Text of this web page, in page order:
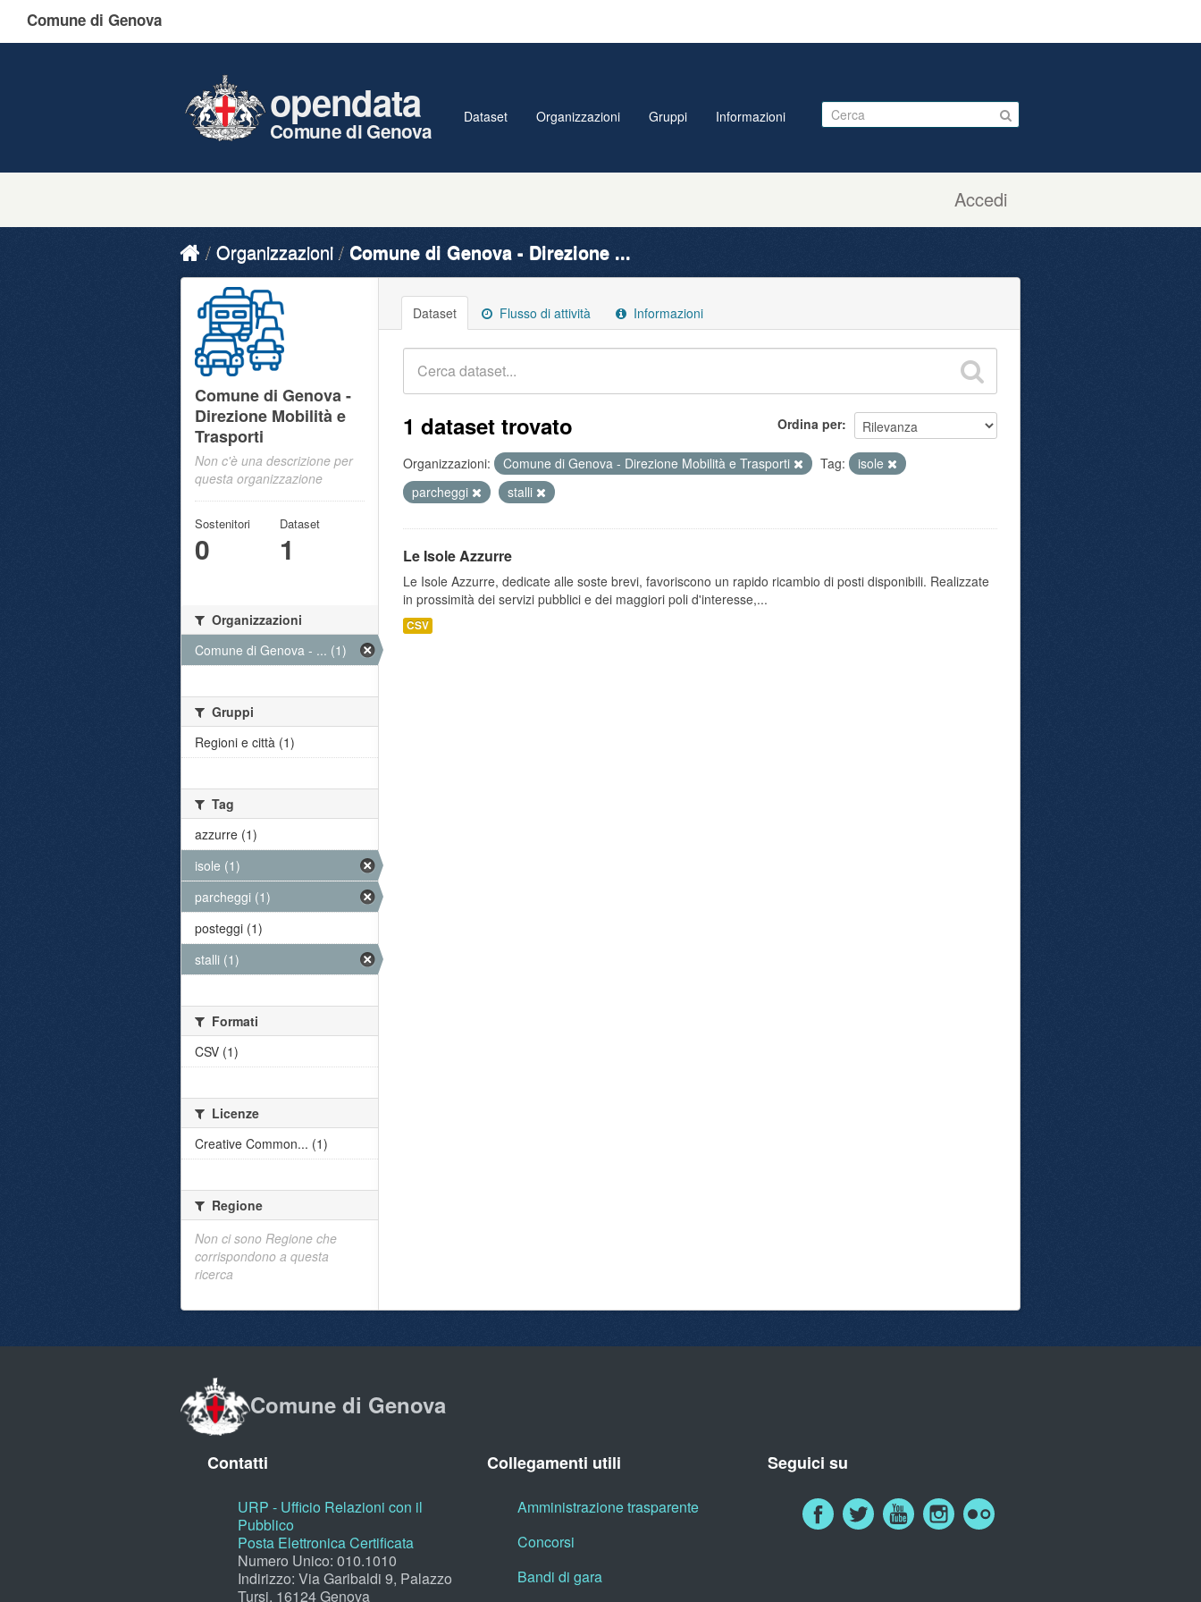
Comune di Genova
Accedi
opendata
Comune di Genova
Dataset Organizzazioni Gruppi Informazioni
Organizzazioni Comune di Genova - Direzione ...
Dataset Flusso di attività Informazioni
Ordina per
1 dataset trovato
Organizzazioni: Comune di Genova - Direzione Mobilità e Trasporti Tag:
isole
parcheggi
stalli
Le Isole Azzurre
Le Isole Azzurre, dedicate alle soste brevi, favoriscono un rapido ricambio di posti disponibili. Realizzate
in prossimità dei servizi pubblici e dei maggiori poli d'interesse,...
CSV
Comune di Genova -
Direzione Mobilità e
Trasporti
Non c'è una descrizione per
questa organizzazione
Sostenitori
0
Dataset
1
Organizzazioni
Comune di Genova - ... (1)
Gruppi
Regioni e città (1)
Tag
azzurre (1)
isole (1)
parcheggi (1)
posteggi (1)
stalli (1)
Formati
CSV (1)
Licenze
Creative Common... (1)
Regione
Non ci sono Regione che
corrispondono a questa
ricerca
Comune di Genova
Contatti
URP - Ufficio Relazioni con il
Pubblico
Posta Elettronica Certificata
Numero Unico: 010.1010
Indirizzo: Via Garibaldi 9, Palazzo
Tursi, 16124 Genova
Collegamenti utili
Amministrazione trasparente
Concorsi
Bandi di gara
Seguici su